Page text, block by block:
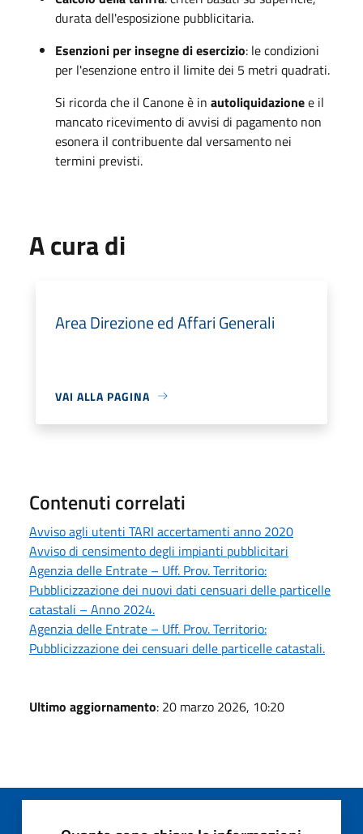
durata dell'esposizione pubblicitaria.
Esenzioni per insegne di esercizio: le condizioni
per l'esenzione entro il limite dei 5 metri quadrati.
Si ricorda che il Canone è in autoliquidazionee il
mancato ricevimento di avvisi di pagamento non
esonera il contribuente dal versamento nei
termini previsti.
A cura di
Area Direzione ed Affari Generali
VAI ALLA PAGINA
Contenuti correlati
Avviso agli utenti TARI accertamenti anno 2020
Avviso di censimento degli impianti pubblicitari
Agenzia delle Entrate – Uff. Prov. Territorio:
Pubblicizzazione dei nuovi dati censuari delle particelle
catastali – Anno 2024.
Agenzia delle Entrate – Uff. Prov. Territorio:
Pubblicizzazione dei censuari delle particelle catastali.
Ultimo aggiornamento: 20 marzo 2026, 10:20